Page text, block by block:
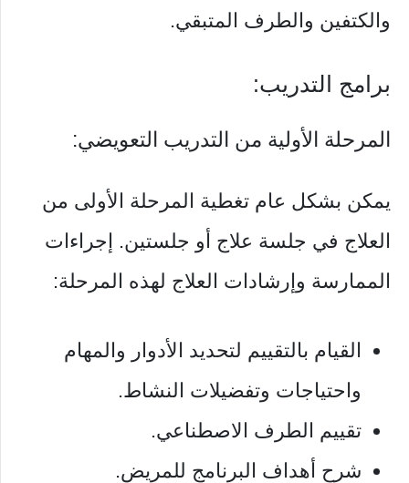
والكتفين والطرف المتبقي.
برامج التدريب:
المرحلة الأولية من التدريب التعويضي:
يمكن بشكل عام تغطية المرحلة الأولى من
العلاج في جلسة علاج أو جلستين. إجراءات
الممارسة وإرشادات العلاج لهذه المرحلة:
القيام بالتقييم لتحديد الأدوار والمهام
واحتياجات وتفضيلات النشاط.
تقييم الطرف الاصطناعي.
شرح أهداف البرنامج للمريض.